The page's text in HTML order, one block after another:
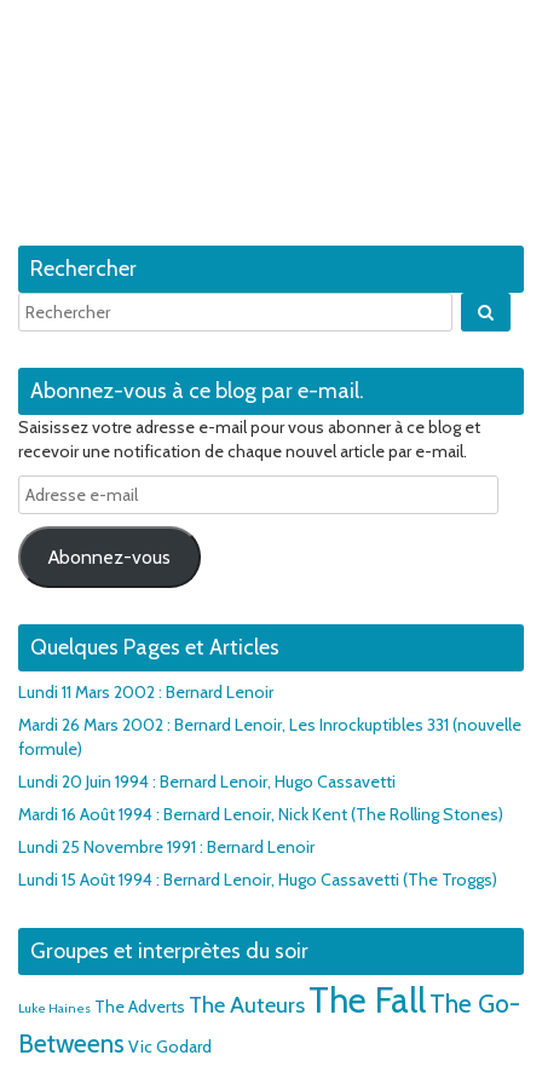
Rechercher
Abonnez-vous à ce blog par e-mail.
Saisissez votre adresse e-mail pour vous abonner à ce blog et
recevoir une notification de chaque nouvel article par e-mail.
Adresse
e-
mail
Abonnez-vous
Quelques Pages et Articles
Lundi 11 Mars 2002 : Bernard Lenoir
Mardi 26 Mars 2002 : Bernard Lenoir, Les Inrockuptibles 331 (nouvelle
formule)
Lundi 20 Juin 1994 : Bernard Lenoir, Hugo Cassavetti
Mardi 16 Août 1994 : Bernard Lenoir, Nick Kent (The Rolling Stones)
Lundi 25 Novembre 1991 : Bernard Lenoir
Lundi 15 Août 1994 : Bernard Lenoir, Hugo Cassavetti (The Troggs)
Groupes et interprètes du soir
Luke Haines The Adverts The AuteursThe FallThe Go-
Betweens Vic Godard